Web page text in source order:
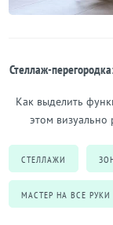
Стеллаж-
Как выделить
этом визуально
СТЕЛЛАЖИ
МАСТЕР НА ВСЕ РУКИ